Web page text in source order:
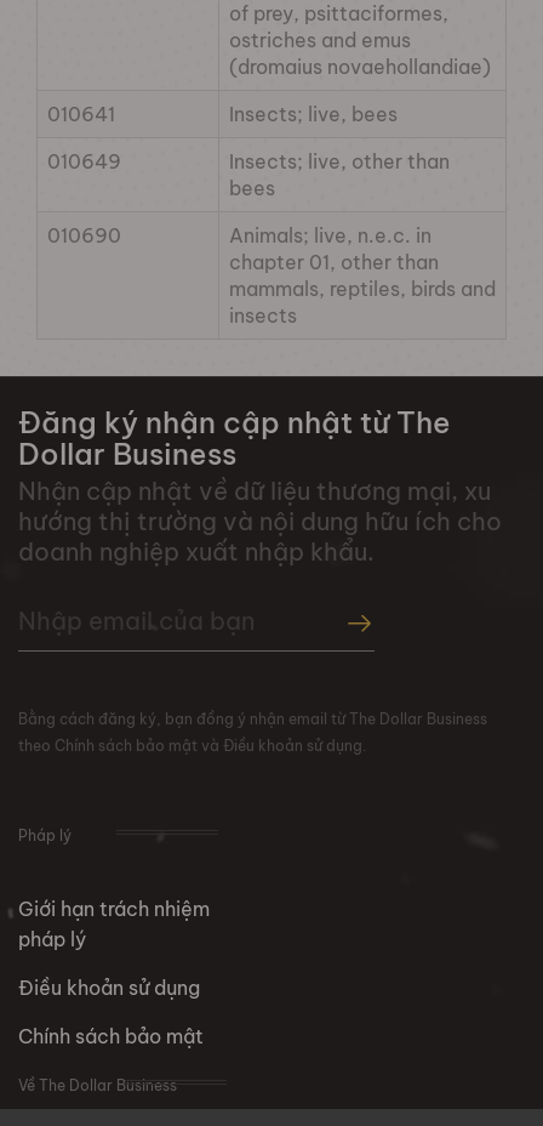
of prey, psittaciformes,
ostriches and emus
(dromaius novaehollandiae)
010641
Insects; live, bees
010649
Insects; live, other than
bees
010690
Animals; live, n.e.c. in
chapter 01, other than
mammals, reptiles, birds and
insects
Đăng ký nhận cập nhật từ The
Dollar Business
Nhận cập nhật về dữ liệu thương mại, xu
hướng thị trường và nội dung hữu ích cho
doanh nghiệp xuất nhập khẩu.
Bằng cách đăng ký, bạn đồng ý nhận email từ The Dollar Business
theo Chính sách bảo mật và Điều khoản sử dụng.
Pháp lý
Giới hạn trách nhiệm
pháp lý
Điều khoản sử dụng
Chính sách bảo mật
Về The Dollar Business